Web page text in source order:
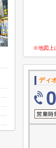
※地図上
ディ